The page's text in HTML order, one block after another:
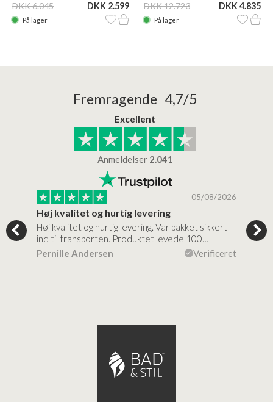
DKK 6.045 DKK 2.599
På lager
DKK 12.723 DKK 4.835
På lager
Fremragende 4,7/5
Excellent
Anmeldelser 2.041
05/08/2026
Høj kvalitet og hurtig levering
Høj kvalitet og hurtig levering. Var pakket sikkert
ind til transporten. Produktet levede 100…
Pernille Andersen
Verificeret